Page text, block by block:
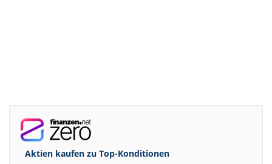
Aktien kaufen zu Top-Konditionen